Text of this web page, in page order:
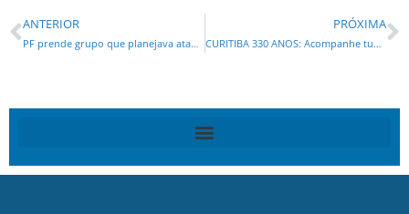
ANTERIOR
PF prende grupo que planejava ataques contra o senador Moro e servidores
PRÓXIMA
CURITIBA 330 ANOS: Acompanhe tudo o que acontece no Smart City Expo Curitiba 2023